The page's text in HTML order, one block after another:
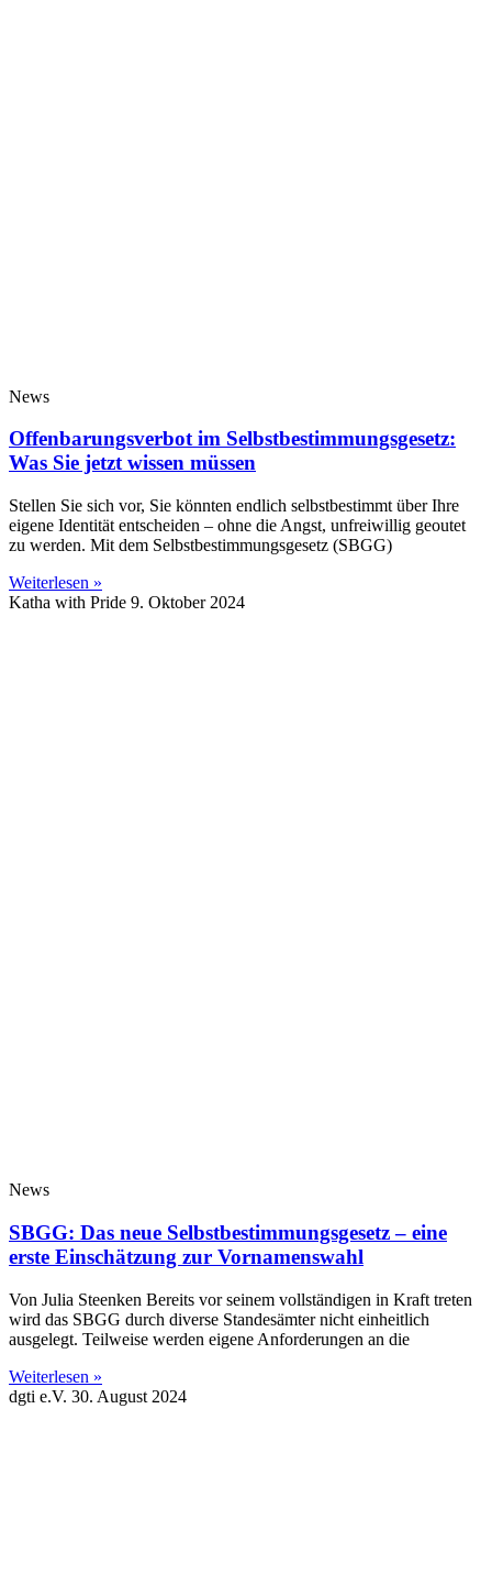
News
Offenbarungsverbot im Selbstbestimmungsgesetz:
Was Sie jetzt wissen müssen
Stellen Sie sich vor, Sie könnten endlich selbstbestimmt über Ihre
eigene Identität entscheiden – ohne die Angst, unfreiwillig geoutet
zu werden. Mit dem Selbstbestimmungsgesetz (SBGG)
Weiterlesen »
Katha with Pride 9. Oktober 2024
News
SBGG: Das neue Selbstbestimmungsgesetz – eine
erste Einschätzung zur Vornamenswahl
Von Julia Steenken Bereits vor seinem vollständigen in Kraft treten
wird das SBGG durch diverse Standesämter nicht einheitlich
ausgelegt. Teilweise werden eigene Anforderungen an die
Weiterlesen »
dgti e.V. 30. August 2024